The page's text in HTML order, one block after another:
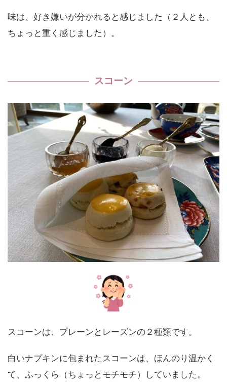
味は、好き嫌いが分かれると感じました（２人とも、
ちょっと重く感じました）。
スコーン
スコーンは、プレーンとレーズンの２種類です。
白いナプキンに包まれたスコーンは、ほんのり温かく
て、ふっくら（ちょっとモチモチ）していました。